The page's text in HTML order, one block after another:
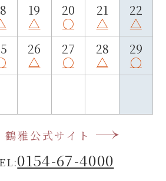
19
△
20
○
21
△
22
△
26
△
27
○
28
△
29
○
雅公式サイト
0154-67-4000